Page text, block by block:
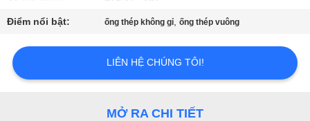
MÁY
KIỂM
SOÁT
Điểm nổi bật: ống thép không gỉ,ống thép vuông
LIÊN HỆ CHÚNG TÔI!
MỞ RA CHI TIẾT